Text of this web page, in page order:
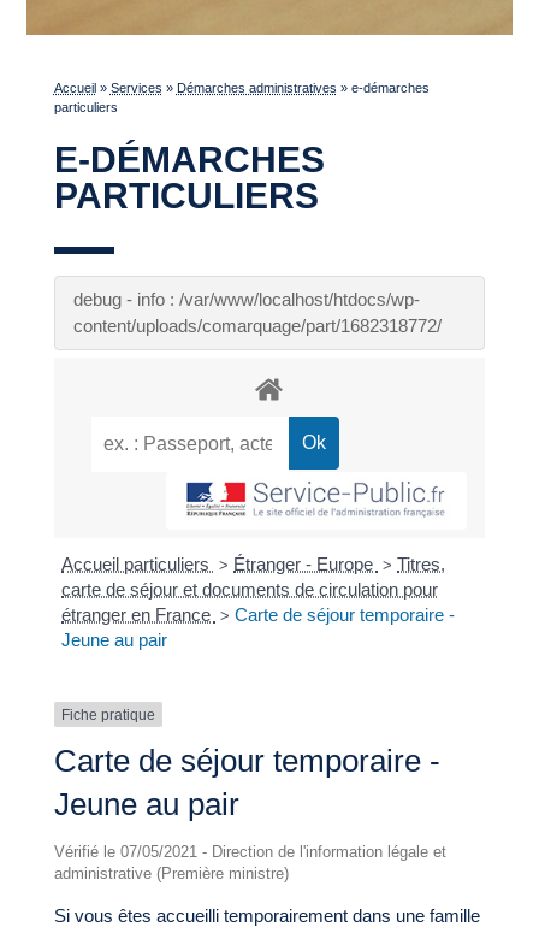
Accueil» Services » Démarches administratives » e-démarches
particuliers
E-DÉMARCHES
PARTICULIERS
debug - info : /var/www/localhost/htdocs/wp-
content/uploads/comarquage/part/1682318772/
Accueil particuliers > Étranger - Europe > Titres,
carte de séjour et documents de circulation pour
étranger en France > Carte de séjour temporaire -
Jeune au pair
Fiche pratique
Carte de séjour temporaire -
Jeune au pair
Vérifié le 07/05/2021 - Direction de l'information légale et
administrative (Première ministre)
Si vous êtes accueilli temporairement dans une famille